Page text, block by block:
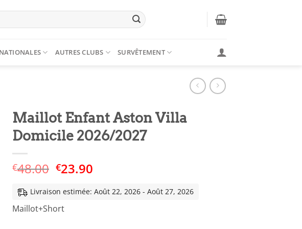
AUTRES CLUBS SURVÊTEMENT
Maillot Enfant Aston Villa
Domicile 2026/2027
€48.00 Le
initial
était :
€48.00.
€23.90
actuel
Livraison estimée: Août 22, 2026 - Août 27, 2026
Maillot+Short